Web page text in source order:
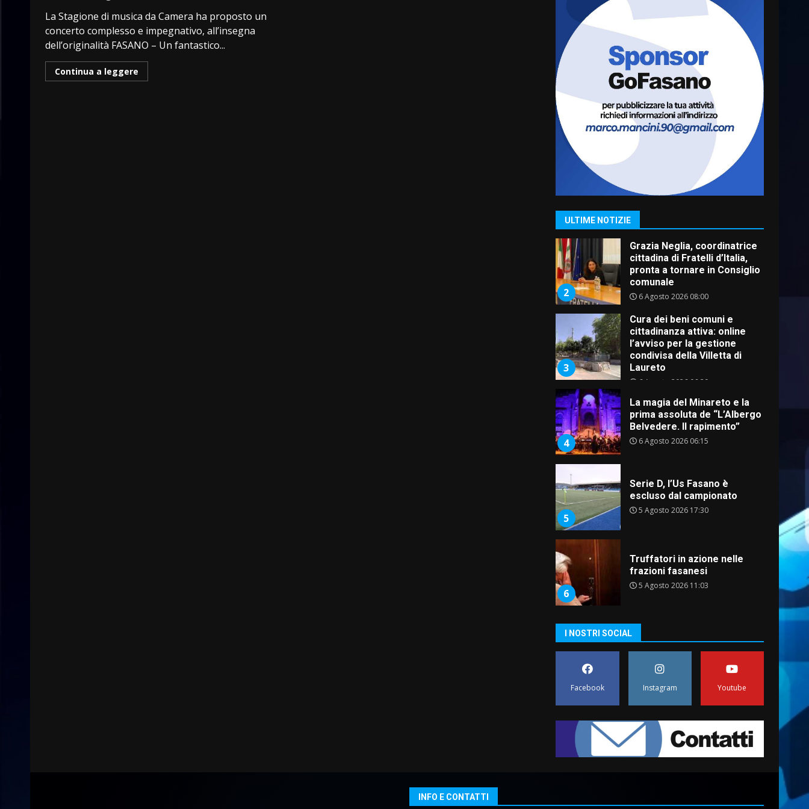
La Stagione di musica da Camera ha proposto un
concerto complesso e impegnativo, all’insegna
dell’originalità FASANO – Un fantastico...
Continua a leggere
ULTIME NOTIZIE
Truffatori in azione nelle
frazioni fasanesi
5 Agosto 2026 11:03
7
Residenti di Savelletri
scrivono al Prefetto: “Noi
cittadini di serie B”
5 Agosto 2026 06:15
1
Carta d’identità: continua il
piano di aperture
straordinarie del Comune di
2
Grazia Neglia, coordinatrice
cittadina di Fratelli d’Italia,
pronta a tornare in Consiglio
comunale
6 Agosto 2026 08:00
3
Cura dei beni comuni e
cittadinanza attiva: online
l’avviso per la gestione
condivisa della Villetta di
Laureto
6 Agosto 2026 06:20
4
La magia del Minareto e la
prima assoluta de “L’Albergo
Belvedere. Il rapimento”
6 Agosto 2026 06:15
5
Serie D, l’Us Fasano è
escluso dal campionato
5 Agosto 2026 17:30
6
Truffatori in azione nelle
frazioni fasanesi
5 Agosto 2026 11:03
scrivono al Prefetto: “Noi
cittadini di serie B”
5 Agosto 2026 06:15
straordinarie del Comune di
Fasano
6 Agosto 2026 14:16
I NOSTRI SOCIAL
Facebook Instagram Youtube
INFO E CONTATTI